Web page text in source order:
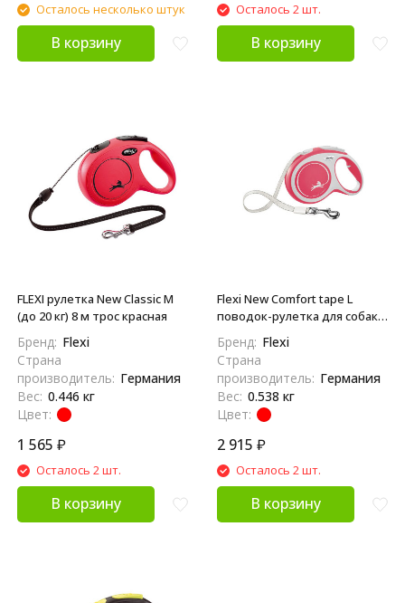
Осталось несколько штук
В корзину
Осталось 2 шт.
В корзину
FLEXI рулетка New Classic M
(до 20 кг) 8 м трос красная
Бренд: Flexi
Страна
производитель: Германия
Вес: 0.446 кг
Цвет:
1 565 ₽
Осталось 2 шт.
В корзину
Flexi New Comfort tape L
поводок-рулетка для собак,
красная 8 м, до 50 кг
Бренд: Flexi
Страна
производитель: Германия
Вес: 0.538 кг
Цвет:
2 915 ₽
Осталось 2 шт.
В корзину